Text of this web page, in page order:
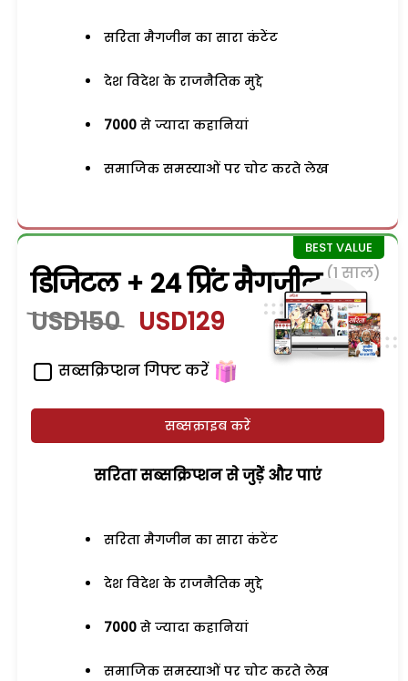
सरिता मैगजीन का सारा कंटेंट
देश विदेश के राजनैतिक मुद्दे
7000 से ज्यादा कहानियां
समाजिक समस्याओं पर चोट करते लेख
डिजिटल + 24 प्रिंट मैगजीन (1 साल)
USD150 USD129
सब्सक्रिप्शन गिफ्ट करें
सब्सक्राइब करें
सरिता सब्सक्रिप्शन से जुड़ेें और पाएं
सरिता मैगजीन का सारा कंटेंट
देश विदेश के राजनैतिक मुद्दे
7000 से ज्यादा कहानियां
समाजिक समस्याओं पर चोट करते लेख